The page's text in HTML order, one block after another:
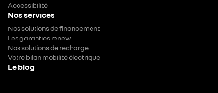
Accessibilité
Nos services
Nos solutions de financement
Les garanties renew
Nos solutions de recharge
Votre bilan mobilité électrique
Le blog